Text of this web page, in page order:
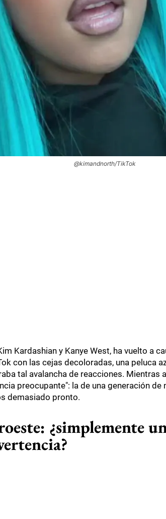
@kimandnorth/TikTok
Kardashian y Kanye West, ha vuelto a
con las cejas decoloradas, una peluca
tal avalancha de reacciones. Mientras
preocupante": la de una generación de
demasiado pronto.
¿simplemente